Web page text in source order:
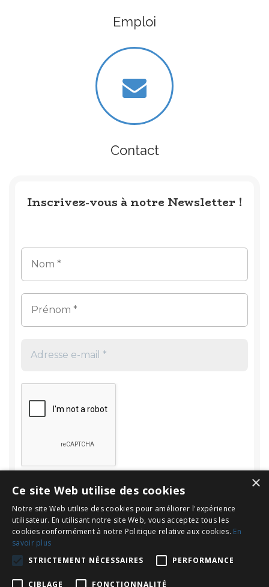
Emploi
Contact
Inscrivez-vous à notre Newsletter !
Rechercher
Rechercher :
×
Ce site Web utilise des cookies
Notre site Web utilise des cookies pour améliorer l'expérience
utilisateur. En utilisant notre site Web, vous acceptez tous les
cookies conformément à notre Politique relative aux cookies. En
savoir plus
STRICTEMENT NÉCESSAIRES
PERFORMANCE
CIBLAGE FONCTIONNALITÉ